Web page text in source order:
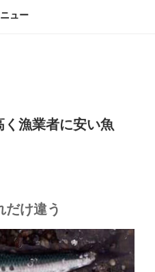
ュー
漁業者に安い魚
だけ違う